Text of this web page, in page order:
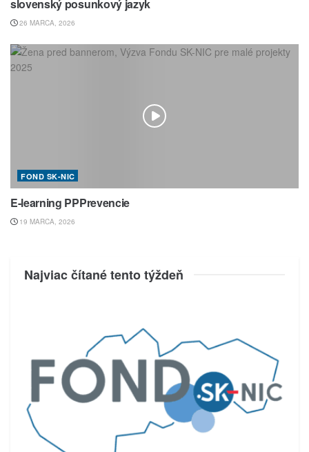
slovenský posunkový jazyk
26 MARCA, 2026
FOND SK-NIC
E-learning PPPrevencie
19 MARCA, 2026
Najviac čítané tento týždeň